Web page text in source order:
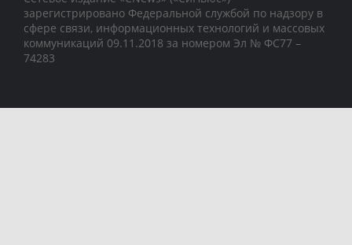
зарегистрировано Федеральной службой по надзору в
сфере связи, информационных технологий и массовых
коммуникаций 09.11.2018 за номером Эл № ФС77 –
74283